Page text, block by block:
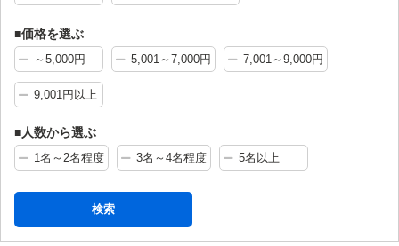
■価格を選ぶ
～5,000円 5,001～7,000円 7,001～9,000円
9,001円以上
■人数から選ぶ
1名～2名程度 3名～4名程度 5名以上